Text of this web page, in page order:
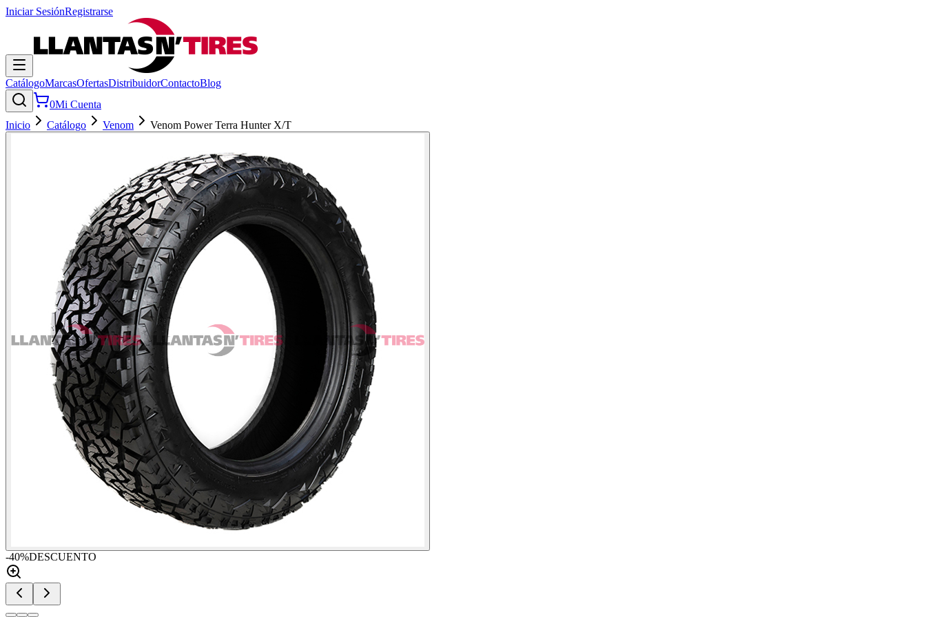
Iniciar SesiónRegistrarse
CatálogoMarcasOfertasDistribuidorContactoBlog
0Mi Cuenta
Inicio
Catálogo Venom Venom Power Terra Hunter X/T
-40%DESCUENTO